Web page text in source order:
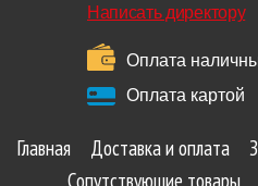
Написать директору
Оплата
Оплата картой
Главная Доставка и оплата
Сопутствующие товары